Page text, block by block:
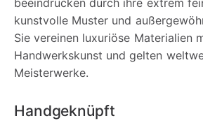
kunstvolle Muster und
Sie vereinen luxuriöse Materialien
Handwerkskunst und gelten
Meisterwerke.
Handgeknüpft